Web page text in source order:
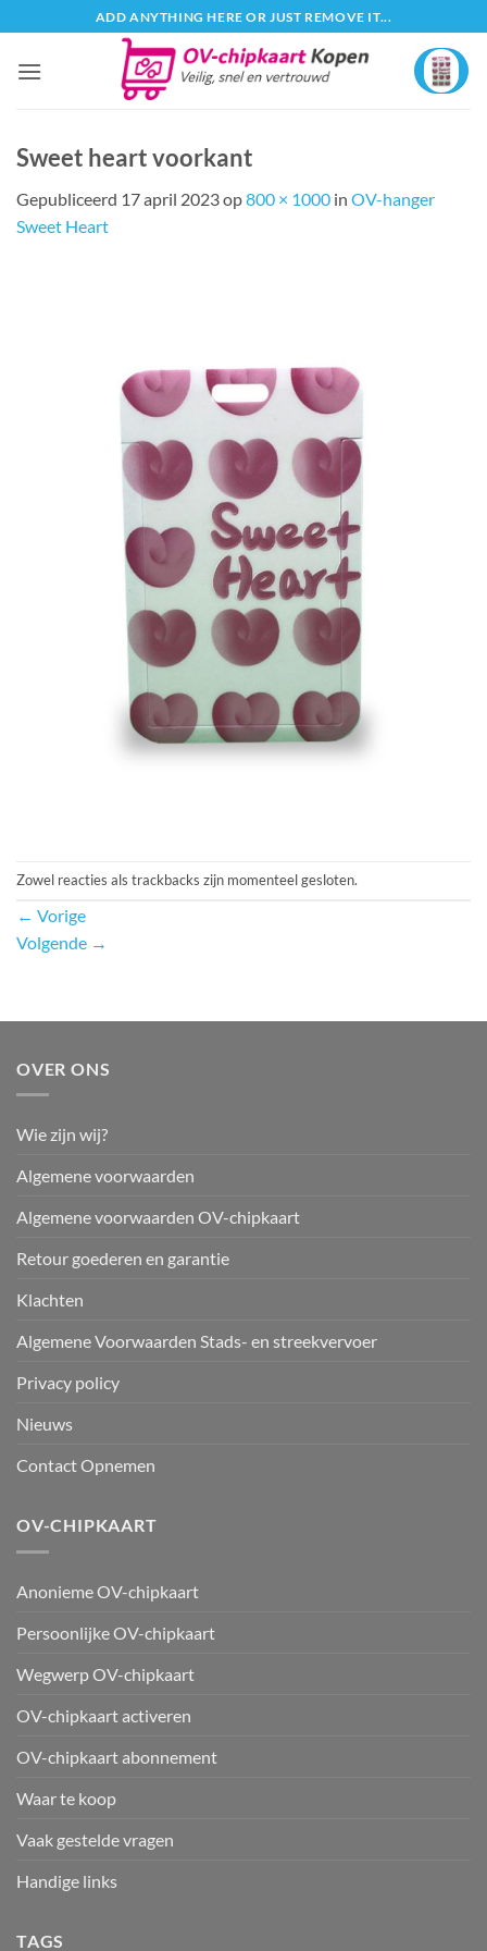
naar
inhoud
ADD ANYTHING HERE OR JUST REMOVE IT...
Sweet heart voorkant
Gepubliceerd 17 april 2023op800 × 1000 in OV-hanger
Sweet Heart
Zowel reacties als trackbacks zijn momenteel gesloten.
← Vorige
Volgende →
OVER ONS
Wie zijn wij?
Algemene voorwaarden
Algemene voorwaarden OV-chipkaart
Retour goederen en garantie
Klachten
Algemene Voorwaarden Stads- en streekvervoer
Privacy policy
Nieuws
Contact Opnemen
OV-CHIPKAART
Anonieme OV-chipkaart
Persoonlijke OV-chipkaart
Wegwerp OV-chipkaart
OV-chipkaart activeren
OV-chipkaart abonnement
Waar te koop
Vaak gestelde vragen
Handige links
TAGS